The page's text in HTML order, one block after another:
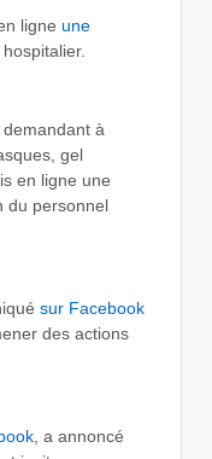
ligne une
demandant à
gel
en ligne une
du personnel
sur Facebook
des actions
, a annoncé